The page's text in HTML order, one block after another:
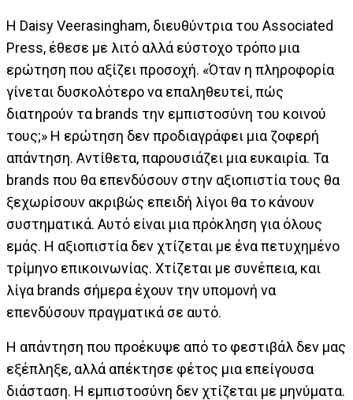
Η Daisy Veerasingham, διευθύντρια του Associated
Press, έθεσε με λιτό αλλά εύστοχο τρόπο μια
ερώτηση που αξίζει προσοχή. «Όταν η πληροφορία
γίνεται δυσκολότερο να επαληθευτεί, πώς
διατηρούν τα brands την εμπιστοσύνη του κοινού
τους;» Η ερώτηση δεν προδιαγράφει μια ζοφερή
απάντηση. Αντίθετα, παρουσιάζει μια ευκαιρία. Τα
brands που θα επενδύσουν στην αξιοπιστία τους θα
ξεχωρίσουν ακριβώς επειδή λίγοι θα το κάνουν
συστηματικά. Αυτό είναι μια πρόκληση για όλους
εμάς. Η αξιοπιστία δεν χτίζεται με ένα πετυχημένο
τρίμηνο επικοινωνίας. Χτίζεται με συνέπεια, και
λίγα brands σήμερα έχουν την υπομονή να
επενδύσουν πραγματικά σε αυτό.
Η απάντηση που προέκυψε από το φεστιβάλ δεν μας
εξέπληξε, αλλά απέκτησε φέτος μια επείγουσα
διάσταση. Η εμπιστοσύνη δεν χτίζεται με μηνύματα.